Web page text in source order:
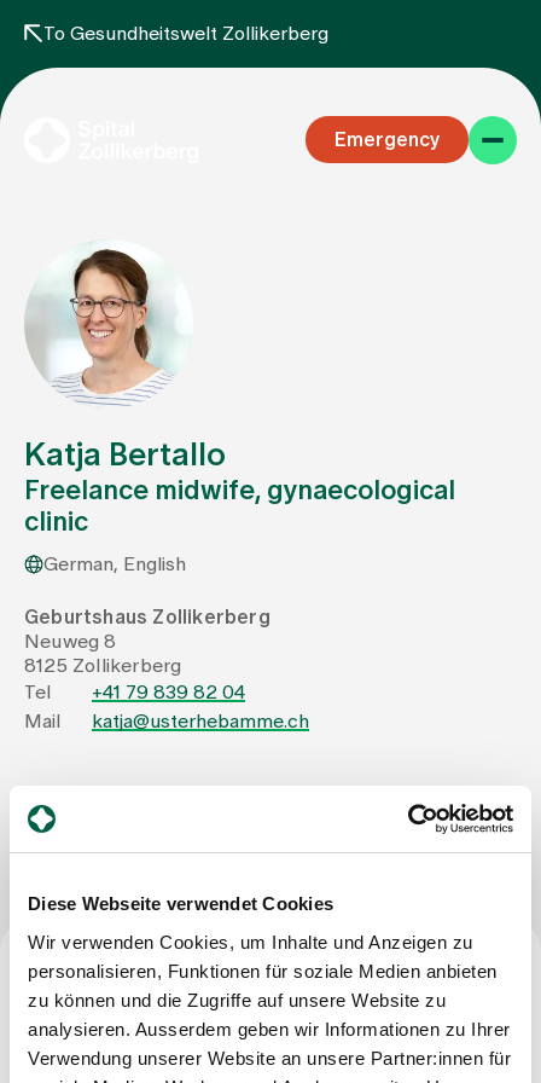
Diese Webseite verwendet Cookies
Wir verwenden Cookies, um Inhalte und Anzeigen zu
personalisieren, Funktionen für soziale Medien anbieten
zu können und die Zugriffe auf unsere Website zu
analysieren. Ausserdem geben wir Informationen zu Ihrer
Verwendung unserer Website an unsere Partner:innen für
To Gesundheitswelt Zollikerberg
Emergency
Specialist areas
Stay
Team
Assigning
Events
Jobs & Career
Baby gallery
Blog
Katja Bertallo
Freelance midwife, gynaecological
clinic
German, English
Geburtshaus Zollikerberg
Neuweg 8
8125 Zollikerberg
Tel
+41 79 839 82 04
Mail
katja@usterhebamme.ch
Write Message
Profession
Certified midwife FH